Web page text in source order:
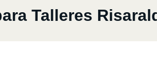
Talleres